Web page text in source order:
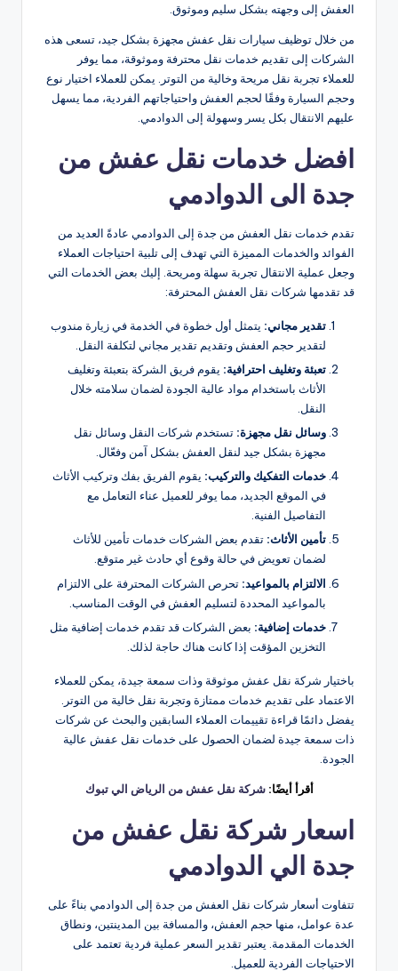
العفش إلى وجهته بشكل سليم وموثوق.
من خلال توظيف سيارات نقل عفش مجهزة بشكل جيد، تسعى هذه
الشركات إلى تقديم خدمات نقل محترفة وموثوقة، مما يوفر
للعملاء تجربة نقل مريحة وخالية من التوتر. يمكن للعملاء اختيار نوع
وحجم السيارة وفقًا لحجم العفش واحتياجاتهم الفردية، مما يسهل
عليهم الانتقال بكل يسر وسهولة إلى الدوادمي.
افضل خدمات نقل عفش من
جدة الى الدوادمي
تقدم خدمات نقل العفش من جدة إلى الدوادمي عادةً العديد من
الفوائد والخدمات المميزة التي تهدف إلى تلبية احتياجات العملاء
وجعل عملية الانتقال تجربة سهلة ومريحة. إليك بعض الخدمات التي
قد تقدمها شركات نقل العفش المحترفة:
تقدير مجاني: يتمثل أول خطوة في الخدمة في زيارة مندوب
لتقدير حجم العفش وتقديم تقدير مجاني لتكلفة النقل.
تعبئة وتغليف احترافية: يقوم فريق الشركة بتعبئة وتغليف
الأثاث باستخدام مواد عالية الجودة لضمان سلامته خلال
النقل.
وسائل نقل مجهزة: تستخدم شركات النقل وسائل نقل
مجهزة بشكل جيد لنقل العفش بشكل آمن وفعّال.
خدمات التفكيك والتركيب: يقوم الفريق بفك وتركيب الأثاث
في الموقع الجديد، مما يوفر للعميل عناء التعامل مع
التفاصيل الفنية.
تأمين الأثاث: تقدم بعض الشركات خدمات تأمين للأثاث
لضمان تعويض في حالة وقوع أي حادث غير متوقع.
الالتزام بالمواعيد: تحرص الشركات المحترفة على الالتزام
بالمواعيد المحددة لتسليم العفش في الوقت المناسب.
خدمات إضافية: بعض الشركات قد تقدم خدمات إضافية مثل
التخزين المؤقت إذا كانت هناك حاجة لذلك.
باختيار شركة نقل عفش موثوقة وذات سمعة جيدة، يمكن للعملاء
الاعتماد على تقديم خدمات ممتازة وتجربة نقل خالية من التوتر.
يفضل دائمًا قراءة تقييمات العملاء السابقين والبحث عن شركات
ذات سمعة جيدة لضمان الحصول على خدمات نقل عفش عالية
الجودة.
أقرأ أيضًا:شركة نقل عفش من الرياض الي تبوك
اسعار شركة نقل عفش من
جدة الي الدوادمي
تتفاوت أسعار شركات نقل العفش من جدة إلى الدوادمي بناءً على
عدة عوامل، منها حجم العفش، والمسافة بين المدينتين، ونطاق
الخدمات المقدمة. يعتبر تقدير السعر عملية فردية تعتمد على
الاحتياجات الفردية للعميل.